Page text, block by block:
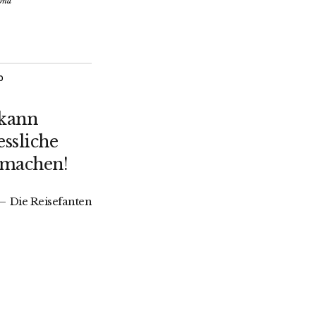
Die Reisefanten